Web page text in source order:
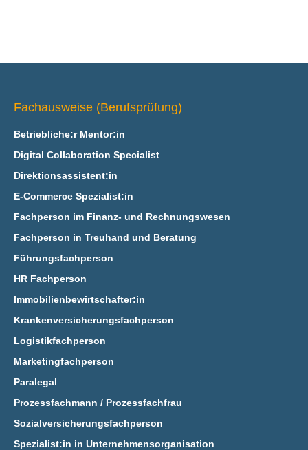
Fachausweise (Berufsprüfung)
Betriebliche:r Mentor:in
Digital Collaboration Specialist
Direktionsassistent:in
E‑Commerce Spezialist:in
Fachperson im Finanz- und Rechnungswesen
Fachperson in Treuhand und Beratung
Führungsfachperson
HR Fachperson
Immobilienbewirtschafter:in
Krankenversicherungsfachperson
Logistikfachperson
Marketingfachperson
Paralegal
Prozessfachmann / Prozessfachfrau
Sozialversicherungsfachperson
Spezialist:in in Unternehmensorganisation